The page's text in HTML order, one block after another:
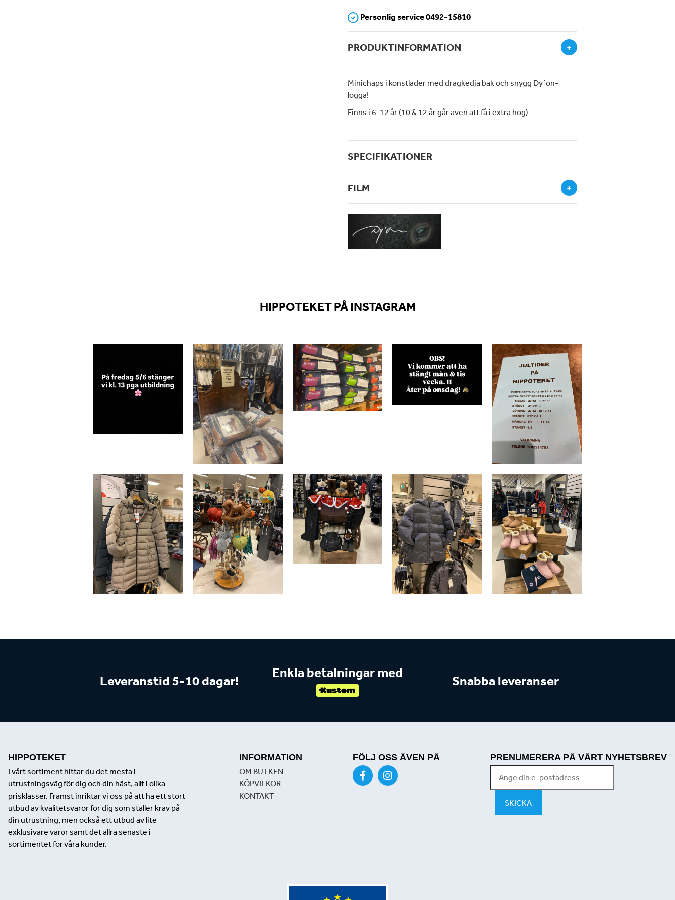
Personlig service 0492-15810
PRODUKTINFORMATION +
Minichaps i konstläder med dragkedja bak och snygg Dy´on-
logga!
Finns i 6-12 år (10 & 12 år går även att få i extra hög)
SPECIFIKATIONER
FILM +
HIPPOTEKET PÅ INSTAGRAM
Leveranstid 5-10 dagar!
Enkla betalningar med
Snabba leveranser
HIPPOTEKET
I vårt sortiment hittar du det mesta i
utrustningsväg för dig och din häst, allt i olika
prisklasser. Främst inriktar vi oss på att ha ett stort
utbud av kvalitetsvaror för dig som ställer krav på
din utrustning, men också ett utbud av lite
exklusivare varor samt det allra senaste i
sortimentet för våra kunder.
INFORMATION
OM BUTKEN
KÖPVILKOR
KONTAKT
FÖLJ OSS ÄVEN PÅ PRENUMERERA PÅ VÅRT NYHETSBREV